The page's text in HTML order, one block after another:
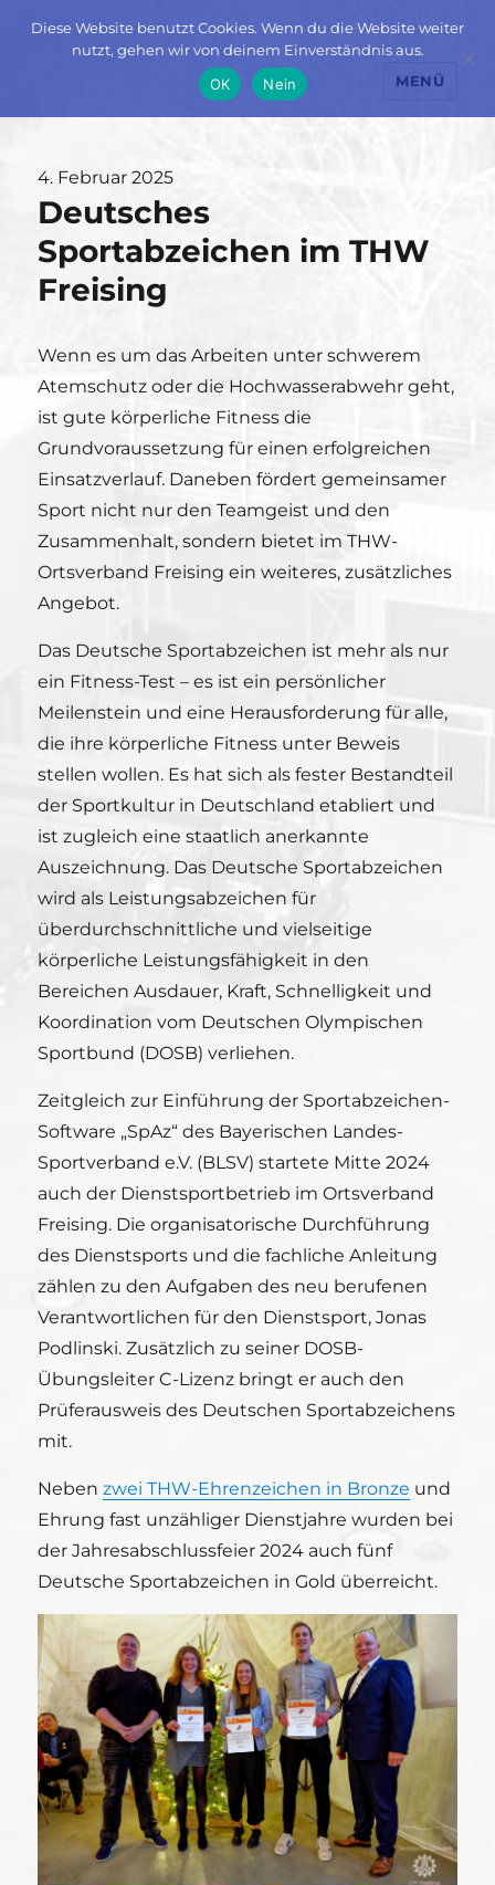
MENÜ
Veröffentlicht
am
4. Februar 2025
Deutsches
Sportabzeichen im THW
Freising
Wenn es um das Arbeiten unter schwerem
Atemschutz oder die Hochwasserabwehr geht,
ist gute körperliche Fitness die
Grundvoraussetzung für einen erfolgreichen
Einsatzverlauf. Daneben fördert gemeinsamer
Sport nicht nur den Teamgeist und den
Zusammenhalt, sondern bietet im THW-
Ortsverband Freising ein weiteres, zusätzliches
Angebot.
Das Deutsche Sportabzeichen ist mehr als nur
ein Fitness-Test – es ist ein persönlicher
Meilenstein und eine Herausforderung für alle,
die ihre körperliche Fitness unter Beweis
stellen wollen. Es hat sich als fester Bestandteil
der Sportkultur in Deutschland etabliert und
ist zugleich eine staatlich anerkannte
Auszeichnung. Das Deutsche Sportabzeichen
wird als Leistungsabzeichen für
überdurchschnittliche und vielseitige
körperliche Leistungsfähigkeit in den
Bereichen Ausdauer, Kraft, Schnelligkeit und
Koordination vom Deutschen Olympischen
Sportbund (DOSB) verliehen.
Zeitgleich zur Einführung der Sportabzeichen-
Software „SpAz“ des Bayerischen Landes-
Sportverband e.V. (BLSV) startete Mitte 2024
auch der Dienstsportbetrieb im Ortsverband
Freising. Die organisatorische Durchführung
des Dienstsports und die fachliche Anleitung
zählen zu den Aufgaben des neu berufenen
Verantwortlichen für den Dienstsport, Jonas
Podlinski. Zusätzlich zu seiner DOSB-
Übungsleiter C-Lizenz bringt er auch den
Prüferausweis des Deutschen Sportabzeichens
mit.
Nebenzwei THW-Ehrenzeichen in Bronze und
Ehrung fast unzähliger Dienstjahre wurden bei
der Jahresabschlussfeier 2024 auch fünf
Deutsche Sportabzeichen in Gold überreicht.
Diese Website benutzt Cookies. Wenn du die Website weiter
nutzt, gehen wir von deinem Einverständnis aus.
OK
Nein